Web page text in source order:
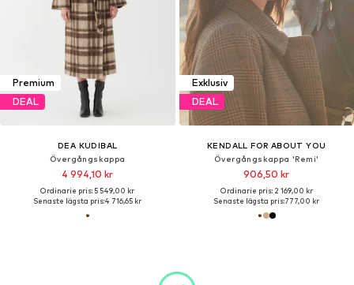
Premium
DEAL
DEA KUDIBAL
Övergångskappa
4 994,10 kr
Ordinarie pris: 5 549,00 kr
Senaste lägsta pris:4 716,65 kr
Exklusiv
DEAL
KENDALL FOR ABOUT YOU
Övergångskappa 'Remi'
906,50 kr
Ordinarie pris: 2 169,00 kr
Senaste lägsta pris:777,00 kr